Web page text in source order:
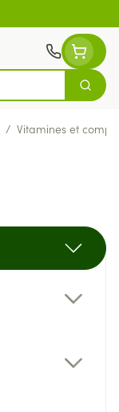
/ Vitamines et